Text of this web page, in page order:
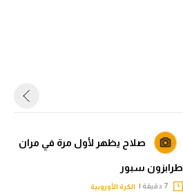
صلاح يظهر لأول مرة في مران
طرابزون سبور
الكرة الأوروبية